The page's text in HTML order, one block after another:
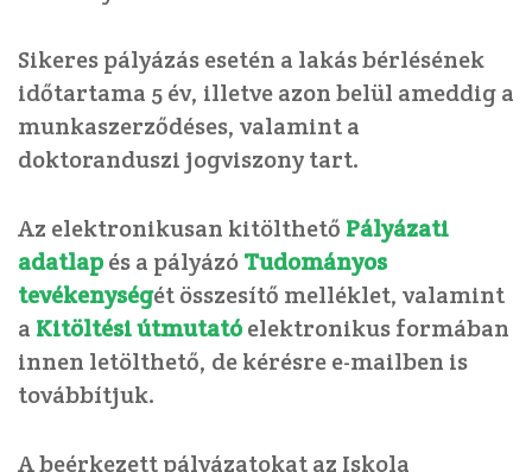
Sikeres pályázás esetén a lakás bérlésének
időtartama 5 év, illetve azon belül ameddig a
munkaszerződéses, valamint a
doktoranduszi jogviszony tart.
Az elektronikusan kitölthető Pályázati
adatlapés a pályázóTudományos
tevékenységét összesítő melléklet, valamint
a Kitöltési útmutatóelektronikus formában
innen letölthető, de kérésre e-mailben is
továbbítjuk.
A beérkezett pályázatokat az Iskola